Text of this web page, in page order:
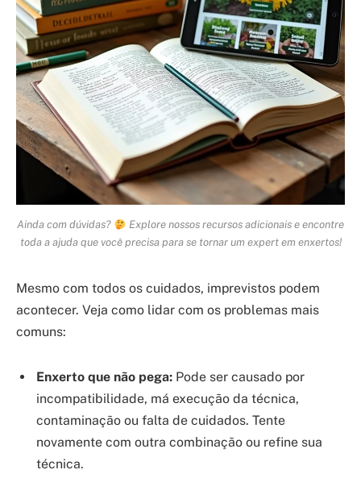
Ainda com dúvidas?
Explore nossos recursos adicionais e encontre
toda a ajuda que você precisa para se tornar um expert em enxertos!
Mesmo com todos os cuidados, imprevistos podem
acontecer. Veja como lidar com os problemas mais
comuns:
Enxerto que não pega: Pode ser causado por
incompatibilidade, má execução da técnica,
contaminação ou falta de cuidados. Tente
novamente com outra combinação ou refine sua
técnica.